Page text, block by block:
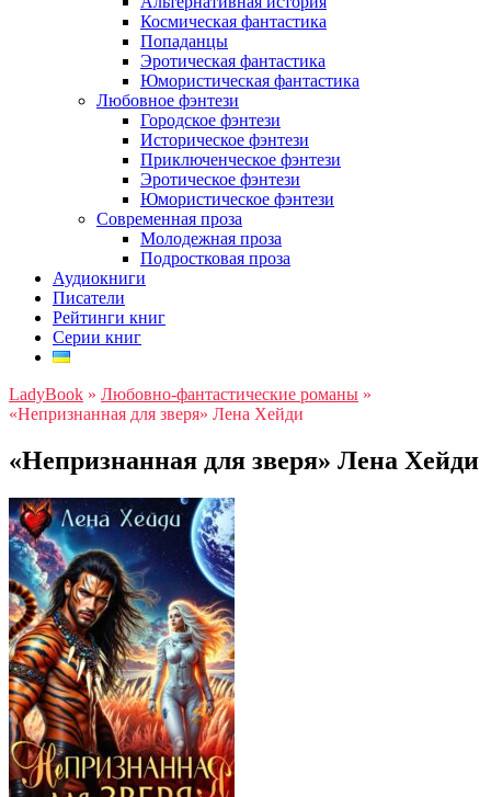
Космическая фантастика
Попаданцы
Эротическая фантастика
Юмористическая фантастика
Любовное фэнтези
Городское фэнтези
Историческое фэнтези
Приключенческое фэнтези
Эротическое фэнтези
Юмористическое фэнтези
Современная проза
Молодежная проза
Подростковая проза
Аудиокниги
Писатели
Рейтинги книг
Серии книг
LadyBook » Любовно-фантастические романы »
«Непризнанная для зверя» Лена Хейди
«Непризнанная для зверя» Лена Хейди